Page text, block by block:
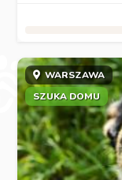
WARSZAWA
SZUKA DOMU